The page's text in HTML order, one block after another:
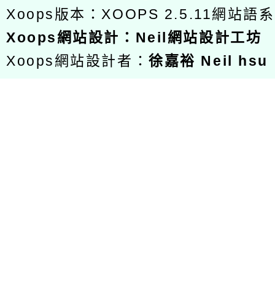
Xoops版本：XOOPS 2.5.11網站語
Xoops網站設計 ： Neil網站設計工坊
Xoops網站設計者：徐嘉裕 Neil hsu